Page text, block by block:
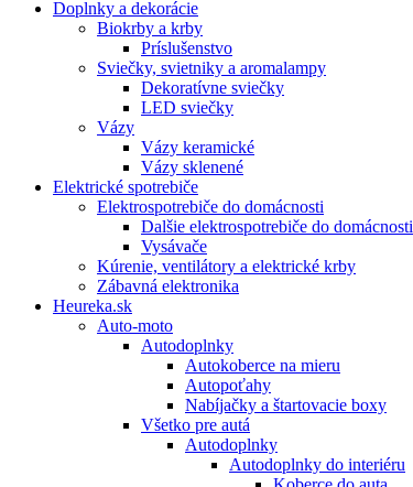
Doplnky a dekorácie
Biokrby a krby
Príslušenstvo
Sviečky, svietniky a aromalampy
Dekoratívne sviečky
LED sviečky
Vázy
Vázy keramické
Vázy sklenené
Elektrické spotrebiče
Elektrospotrebiče do domácnosti
Dalšie elektrospotrebiče do domácnosti
Vysávače
Kúrenie, ventilátory a elektrické krby
Zábavná elektronika
Heureka.sk
Auto-moto
Autodoplnky
Autokoberce na mieru
Autopoťahy
Nabíjačky a štartovacie boxy
Všetko pre autá
Autodoplnky
Autodoplnky do interiéru